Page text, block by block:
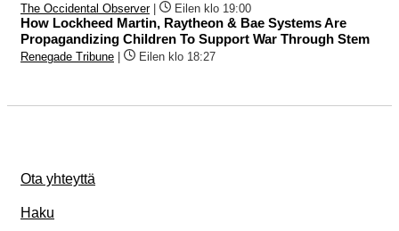
The Occidental Observer| Eilen klo 19:00
How Lockheed Martin, Raytheon & Bae Systems Are
Propagandizing Children To Support War Through Stem
Renegade Tribune Eilen klo 18:27
Ota yhteyttä
Haku